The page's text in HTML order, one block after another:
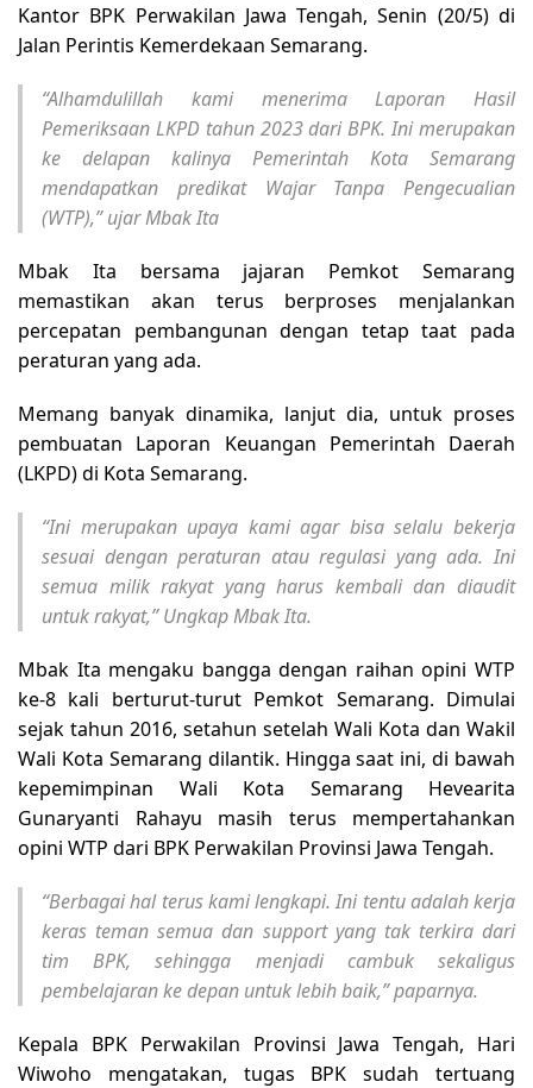
Kantor BPK Perwakilan Jawa Tengah, Senin (20/5) di
Jalan Perintis Kemerdekaan Semarang.
“Alhamdulillah kami menerima Laporan Hasil
Pemeriksaan LKPD tahun 2023 dari BPK. Ini merupakan
ke delapan kalinya Pemerintah Kota Semarang
mendapatkan predikat Wajar Tanpa Pengecualian
(WTP),” ujar Mbak Ita
Mbak Ita bersama jajaran Pemkot Semarang
memastikan akan terus berproses menjalankan
percepatan pembangunan dengan tetap taat pada
peraturan yang ada.
Memang banyak dinamika, lanjut dia, untuk proses
pembuatan Laporan Keuangan Pemerintah Daerah
(LKPD) di Kota Semarang.
“Ini merupakan upaya kami agar bisa selalu bekerja
sesuai dengan peraturan atau regulasi yang ada. Ini
semua milik rakyat yang harus kembali dan diaudit
untuk rakyat,” Ungkap Mbak Ita.
Mbak Ita mengaku bangga dengan raihan opini WTP
ke-8 kali berturut-turut Pemkot Semarang. Dimulai
sejak tahun 2016, setahun setelah Wali Kota dan Wakil
Wali Kota Semarang dilantik. Hingga saat ini, di bawah
kepemimpinan Wali Kota Semarang Hevearita
Gunaryanti Rahayu masih terus mempertahankan
opini WTP dari BPK Perwakilan Provinsi Jawa Tengah.
“Berbagai hal terus kami lengkapi. Ini tentu adalah kerja
keras teman semua dan support yang tak terkira dari
tim BPK, sehingga menjadi cambuk sekaligus
pembelajaran ke depan untuk lebih baik,” paparnya.
Kepala BPK Perwakilan Provinsi Jawa Tengah, Hari
Wiwoho mengatakan, tugas BPK sudah tertuang